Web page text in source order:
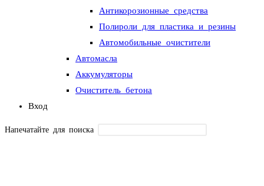
Антикорозионные средства
Полироли для пластика и резины
Автомобильные очистители
Автомасла
Аккумуляторы
Очиститель бетона
Вход
Напечатайте для поиска